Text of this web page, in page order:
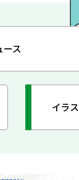
ース
イラ